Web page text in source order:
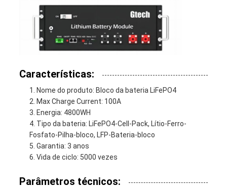
Características:
Nome do produto: Bloco da bateria LiFePO4
Max Charge Current: 100A
Energia: 4800WH
Tipo da bateria: LiFePO4-Cell-Pack, Lítio-Ferro-
Fosfato-Pilha-bloco, LFP-Bateria-bloco
Garantia: 3 anos
Vida de ciclo: 5000 vezes
Parâmetros técnicos: